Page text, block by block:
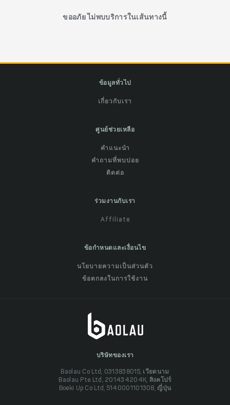
ขออภัย ไม่พบบริการในเส้นทางนี้
ข้อมูลทั่วไป
เกี่ยวกับเรา
ศูนย์ช่วยเหลือ
คำแนะนำ
คำถามที่พบบ่อย
ติดต่อ
ร่วมงานกับเรา
Affiliate
ข้อกำหนดและเงื่อนไข
นโยบายความเป็นส่วนตัว
ข้อตกลงในการใช้งาน
บริษัทของเรา
Baolau Co Ltd, 0313838015, เวียดนาม
Baolau Pte Ltd, 201434204K, สิงคโปร์
Boeki Up Co Ltd, 5140001101308, ญี่ปุ่น